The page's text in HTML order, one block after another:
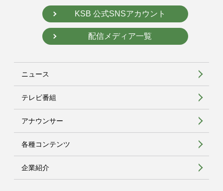
KSB 公式SNSアカウント
配信メディア一覧
ニュース
テレビ番組
アナウンサー
各種コンテンツ
企業紹介